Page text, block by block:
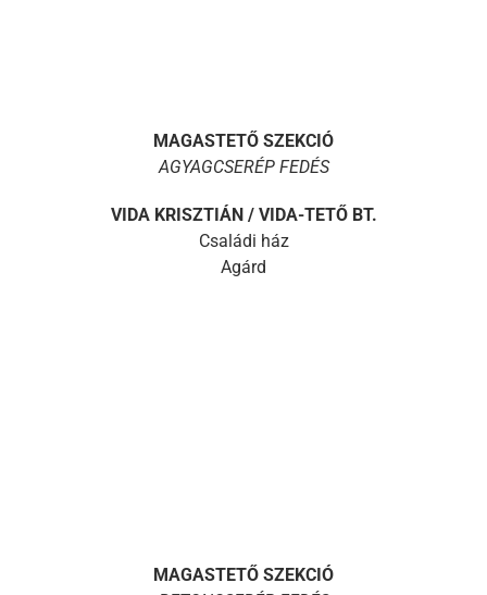
MAGASTETŐ SZEKCIÓ
AGYAGCSERÉP FEDÉS
VIDA KRISZTIÁN / VIDA-TETŐ BT.
Családi ház
Agárd
MAGASTETŐ SZEKCIÓ